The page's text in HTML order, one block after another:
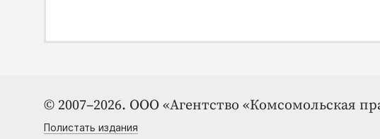
© 2007–2026. ООО «Агентство «Комсомольская
Полистать издания